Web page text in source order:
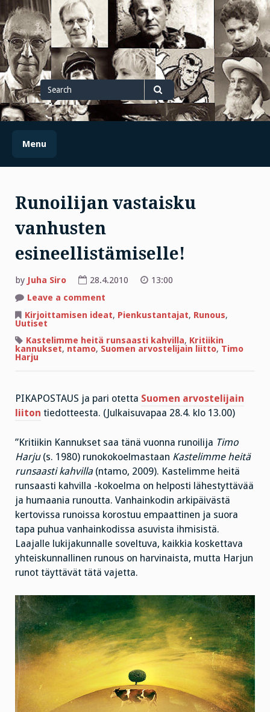
Skip
to
content
Search
for
Search
Menu
Runoilijan vastaisku
vanhusten
esineellistämiselle!
by Juha Siro 28.4.2010
13:00
Leave a comment
vastaisku
vanhusten
Kirjoittamisen ideat, Pienkustantajat, Runous,
Uutiset
Kastelimme heitä runsaasti kahvilla, Kritiikin
kannukset, ntamo, Suomen arvostelijain liitto, Timo
Harju
PIKAPOSTAUS ja pari otetta Suomen arvostelijain
liiton tiedotteesta. (Julkaisuvapaa 28.4. klo 13.00)
”Kritiikin Kannukset saa tänä vuonna runoilija Timo
Harju(s. 1980) runokokoelmastaan Kastelimme heitä
runsaasti kahvilla (ntamo, 2009). Kastelimme heitä
runsaasti kahvilla -kokoelma on helposti lähestyttävää
ja humaania runoutta. Vanhainkodin arkipäivästä
kertovissa runoissa korostuu empaattinen ja suora
tapa puhua vanhainkodissa asuvista ihmisistä.
Laajalle lukijakunnalle soveltuva, kaikkia koskettava
yhteiskunnallinen runous on harvinaista, mutta Harjun
runot täyttävät tätä vajetta.